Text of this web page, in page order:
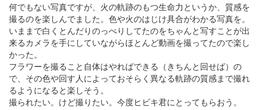
何でもない写真ですが、火の軌跡のもつ生命力というか、質感を
撮るのを楽しんでました。色や火のはじけ具合がわかる写真を。
いままで白くとんだりのっぺりしてたのをちゃんと写すことが出
来るカメラを手にしていながらほとんど動画を撮ってたので楽し
かった。
フラワーを撮ること自体はやればできる（きちんと回せば）の
で、その色や回す人によっておそらく異なる軌跡の質感まで撮れ
るようになると楽しそう。
撮られたい。けど撮りたい。今度ヒビキ君にとってもらおう。